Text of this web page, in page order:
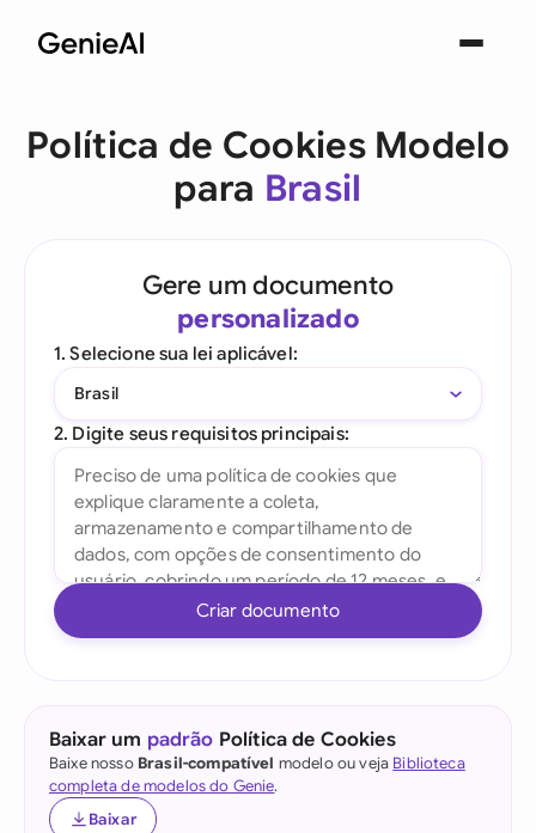
Política de Cookies Modelo
para Brasil
Gere um documento
personalizado
1. Selecione sua lei aplicável:
Brasil
2. Digite seus requisitos principais:
Criar documento
Baixar um padrão Política de Cookies
Baixe nosso Brasil-compatível modelo ou veja Biblioteca
completa de modelos do Genie.
Baixar